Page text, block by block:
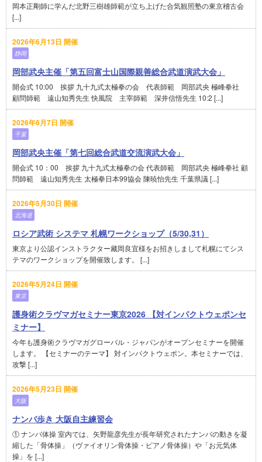
岡本正剛師に学んだ北野三樹雄師範が立ち上げた合気観照塾の東京稽古会
[...]
2026年6月13日 開催
静岡
岡部武央主催「第五回富士山国際親善総合武道演武大会」
開会式 10:00 挨拶 九十九式太極拳の会 代表師範 岡部武央 極峰拳社
顧問師範 遠山知秀先生 快風院 主宰師範 深井信悟先生 10:2 [...]
2026年6月7日 開催
千葉
岡部武央主催「第七回総合武道交流演武大会」
開会式 10：00 挨拶 九十九式太極拳の会 代表師範 岡部武央 極峰拳社 顧
問師範 遠山知秀先生 太極拳日本99協会 陳暁怡先生 千葉県議 [...]
2026年5月30日 開催
北海道
ロシア武術 システマ 札幌ワークショップ（5/30,31）
東京より公認インストラクター藏岡良宜様をお招きしまして札幌にてシス
テマのワークショップを開催致します。 [...]
2026年5月24日 開催
東京
護身術クラヴマガセミナー東京2026 【対インパクトウェポンセ
ミナー】
今年も護身術クラヴマガグローバル・ジャパンがオープンセミナーを開催
します。 【セミナーのテーマ】 対インパクトウェポン。本セミナーでは、
攻撃 [...]
2026年5月23日 開催
大阪
ナンバ歩き 大阪自主練習会
① ナンバ体操 室内では、矢野龍彦先生が長年研究されたナンバの動きを凝
縮した「骨体操」（ヴァイオリン骨体操・ピアノ骨体操）や「お元気体
操」を [...]